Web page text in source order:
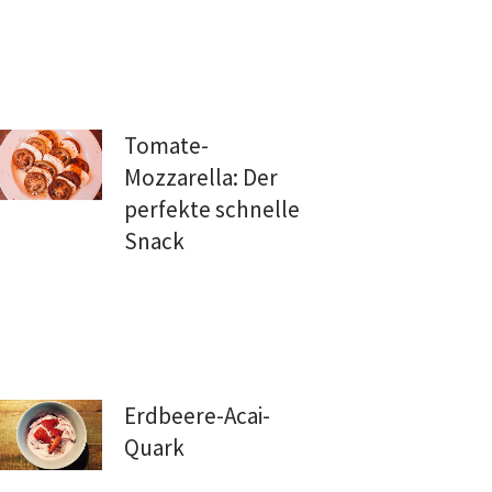
Tomate-
Mozzarella: Der
perfekte schnelle
Snack
Erdbeere-Acai-
Quark